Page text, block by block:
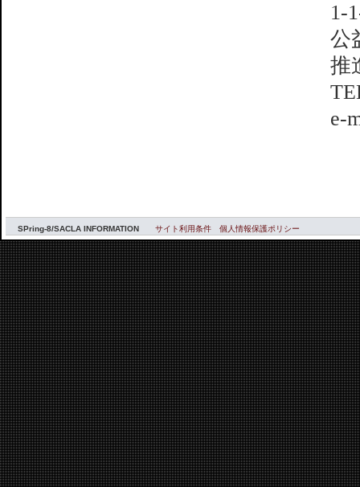
1-
公
推
e-
SPring-8/SACLA INFORMATION サイト利用条件 個人情報保護ポリシー